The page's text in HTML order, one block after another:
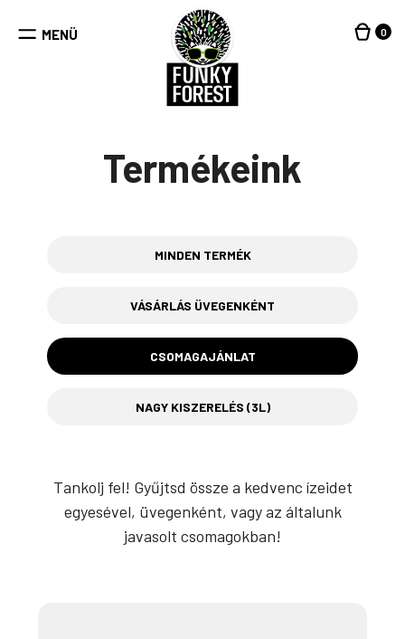
MENÜ 0
Termékeink
MINDEN TERMÉK
VÁSÁRLÁS ÜVEGENKÉNT
CSOMAGAJÁNLAT
NAGY KISZERELÉS (3L)
Tankolj fel! Gyűjtsd össze a kedvenc ízeidet
egyesével, üvegenként, vagy az általunk
javasolt csomagokban!